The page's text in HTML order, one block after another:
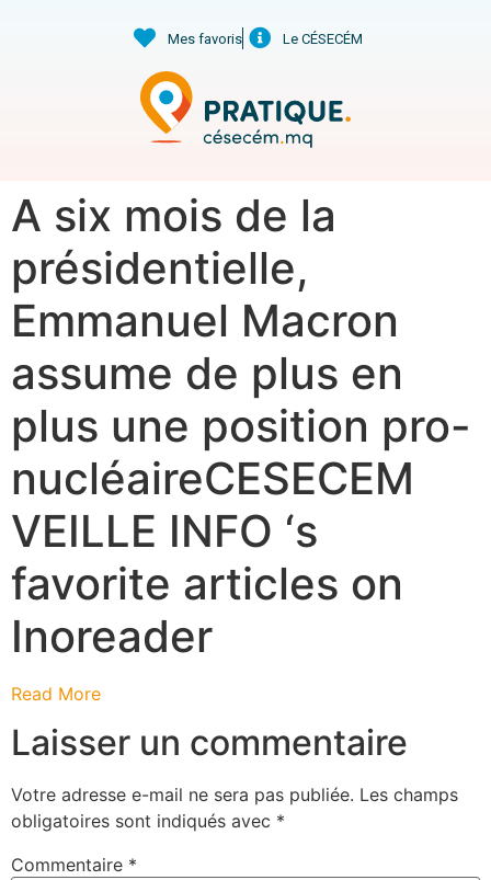
Mes favoris Le CÉSECÉM
A six mois de la
présidentielle,
Emmanuel Macron
assume de plus en
plus une position pro-
nucléaireCESECEM
VEILLE INFO ‘s
favorite articles on
Inoreader
Read More
Laisser un commentaire
Votre adresse e-mail ne sera pas publiée. Les champs
obligatoires sont indiqués avec *
Commentaire *